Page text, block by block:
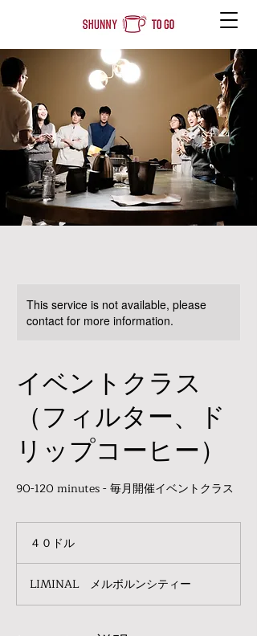
This service is not available, please
contact for more information.
イベントクラス
（フィルター、ド
リップコーヒー）
90-120 minutes - 毎月開催イベントクラス
ル
４０ドル
LIMINAL メルボルンシティー